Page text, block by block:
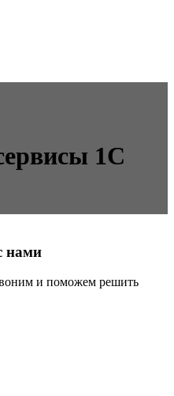
1С
нами
и поможем решить